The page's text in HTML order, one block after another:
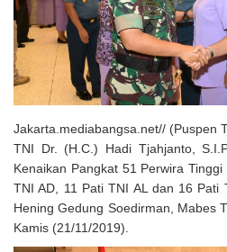
Uji Coba Program NADI JKN
Jakarta.mediabangsa.net// (Puspen
TNI Dr. (H.C.) Hadi Tjahjanto,
Kenaikan Pangkat 51 Perwira
TNI AD, 11 Pati TNI AL dan 16 Pati
Hening Gedung Soedirman, Mabes
Kamis (21/11/2019).